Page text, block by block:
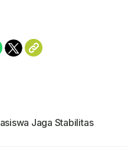
Jaga Stabilitas